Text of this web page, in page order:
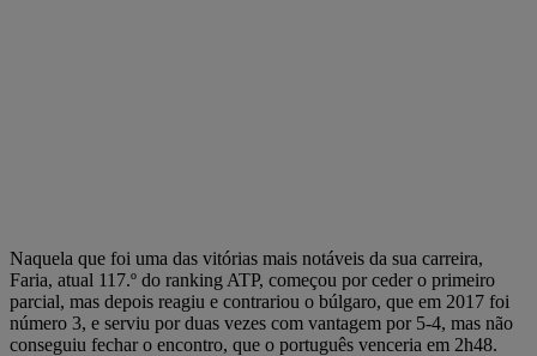
Naquela que foi uma das vitórias mais notáveis da sua carreira,
Faria, atual 117.º do ranking ATP, começou por ceder o primeiro
parcial, mas depois reagiu e contrariou o búlgaro, que em 2017 foi
número 3, e serviu por duas vezes com vantagem por 5-4, mas não
conseguiu fechar o encontro, que o português venceria em 2h48.